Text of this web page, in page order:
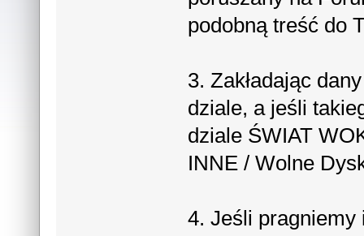
podobną treść do
3. Zakładając
dziale, a jeśli
dziale ŚWIAT
INNE / Wolne
4. Jeśli pragniemy